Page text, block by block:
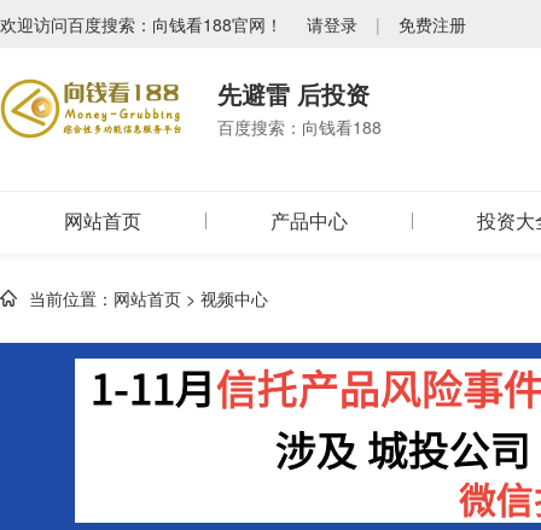
欢迎访问百度搜索：向钱看188官网！ 请登录 | 免费注册
先避雷 后投资
百度搜索：向钱看188
网站首页 产品中心 投资大
当前位置： 网站首页 > 视频中心